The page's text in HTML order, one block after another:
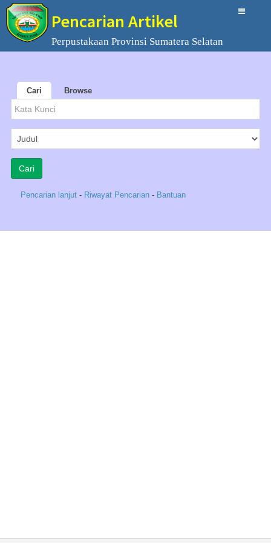
Pencarian Artikel
Perpustakaan Provinsi Sumatera Selatan
Cari Browse
Pencarian lanjut - Riwayat Pencarian - Bantuan